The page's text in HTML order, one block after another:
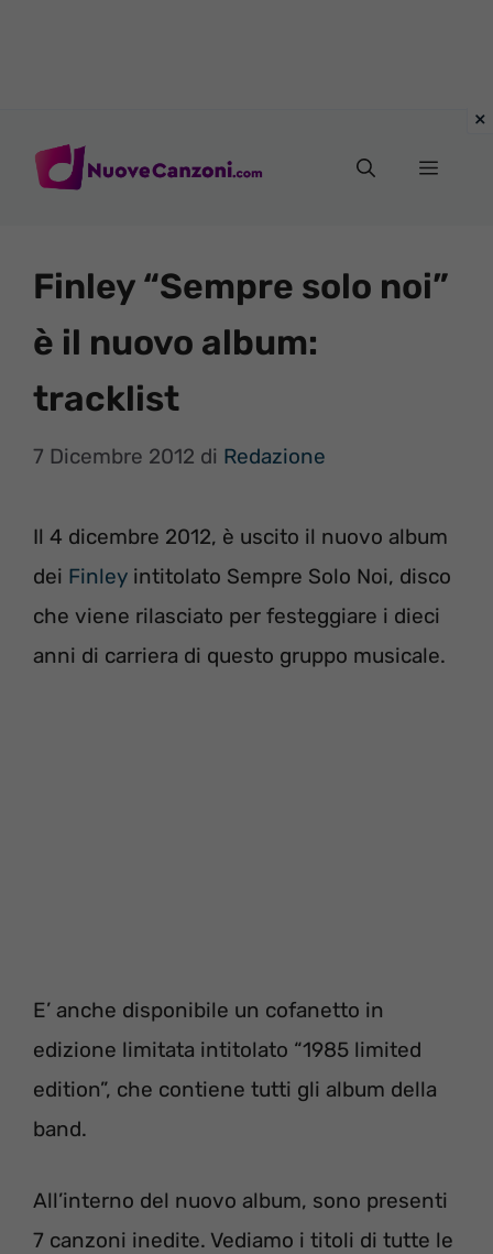
Menu
Finley “Sempre solo noi”
è il nuovo album:
tracklist
7 Dicembre 2012 di Redazione
Il 4 dicembre 2012, è uscito il nuovo album
dei Finley intitolato Sempre Solo Noi, disco
che viene rilasciato per festeggiare i dieci
anni di carriera di questo gruppo musicale.
E’ anche disponibile un cofanetto in
edizione limitata intitolato “1985 limited
edition”, che contiene tutti gli album della
band.
All’interno del nuovo album, sono presenti
7 canzoni inedite. Vediamo i titoli di tutte le